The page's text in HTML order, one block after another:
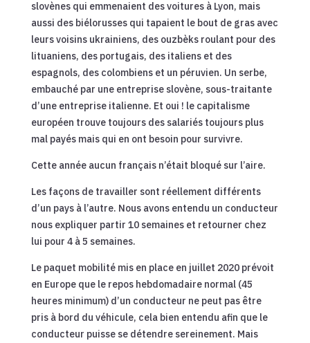
slovènes qui emmenaient des voitures à Lyon, mais
aussi des biélorusses qui tapaient le bout de gras avec
leurs voisins ukrainiens, des ouzbèks roulant pour des
lituaniens, des portugais, des italiens et des
espagnols, des colombiens et un péruvien. Un serbe,
embauché par une entreprise slovène, sous-traitante
d’une entreprise italienne. Et oui ! le capitalisme
européen trouve toujours des salariés toujours plus
mal payés mais qui en ont besoin pour survivre.
Cette année aucun français n’était bloqué sur l’aire.
Les façons de travailler sont réellement différents
d’un pays à l’autre. Nous avons entendu un conducteur
nous expliquer partir 10 semaines et retourner chez
lui pour 4 à 5 semaines.
Le paquet mobilité mis en place en juillet 2020 prévoit
en Europe que le repos hebdomadaire normal (45
heures minimum) d’un conducteur ne peut pas être
pris à bord du véhicule, cela bien entendu afin que le
conducteur puisse se détendre sereinement. Mais